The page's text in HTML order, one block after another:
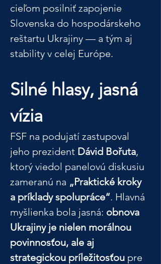
cieľom posilniť zapojenie
Slovenska do hospodárskeho
reštartu Ukrajiny — a tým aj
stability v celej Európe.
Silné hlasy, jasná
vízia
FSF na podujatí zastupoval
jeho prezident Dávid Bořuta,
ktorý viedol panelovú diskusiu
zameranú na „Praktické kroky
a príklady spolupráce“. Hlavná
myšlienka bola jasná: obnova
Ukrajiny je nielen morálnou
povinnosťou, ale aj
strategickou príležitosťou pre